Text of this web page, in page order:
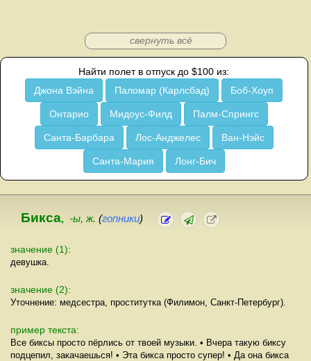
свернуть всё
Найти полет в отпуск до $100 из:
Джона Вэйна
Паломар (Карлсбад) Боб-Хоуп
Онтарио Мидоус-Филд Палм-Спрингс
Санта-Барбара Лос-Анджелес Ван-Нэйс
Санта-Мария Лонг-Бич
Бикса, -ы, ж. (гопники)
значение (1):
девушка.
значение (2):
Уточнение: медсестра, проститутка (Филимон, Санкт-Петербург).
пример текста:
Все биксы просто пёрлись от твоей музыки. • Вчера такую биксу
подцепил, закачаешься! • Эта бикса просто супер! • Да она бикса